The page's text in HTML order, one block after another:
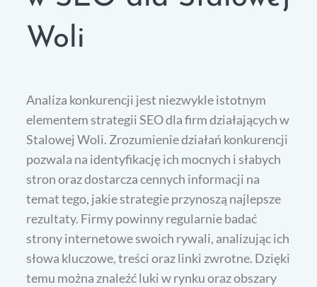
Woli
Analiza konkurencji jest niezwykle istotnym
elementem strategii SEO dla firm działających w
Stalowej Woli. Zrozumienie działań konkurencji
pozwala na identyfikację ich mocnych i słabych
stron oraz dostarcza cennych informacji na
temat tego, jakie strategie przynoszą najlepsze
rezultaty. Firmy powinny regularnie badać
strony internetowe swoich rywali, analizując ich
słowa kluczowe, treści oraz linki zwrotne. Dzięki
temu można znaleźć luki w rynku oraz obszary